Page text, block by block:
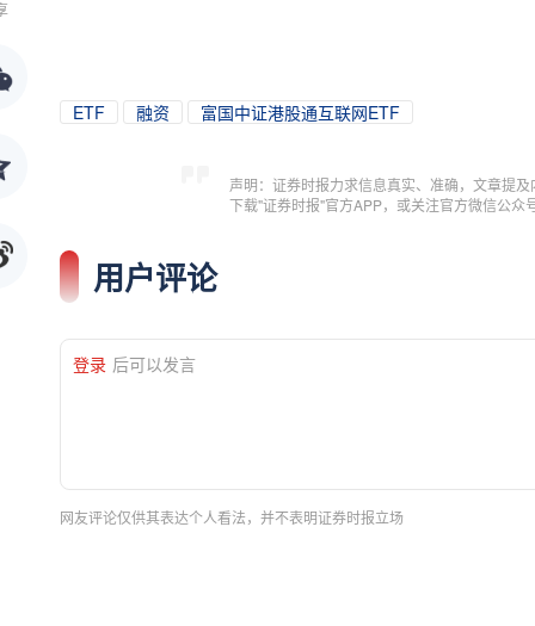
ETF 融资 富国中证港股通互联网ETF
声明：证券时报力求信息真实、准确，文章提
下载"证券时报"官方APP，或关注官方微信公
用户评论
登录 后可以发言
网友评论仅供其表达个人看法，并不表明证券时报立场